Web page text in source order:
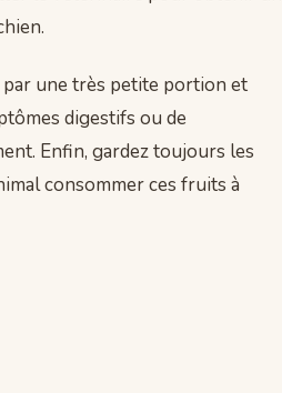
par une très petite portion et
digestifs ou de
Enfin, gardez toujours les
consommer ces fruits à